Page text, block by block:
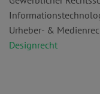
Urheber- &
Designrecht